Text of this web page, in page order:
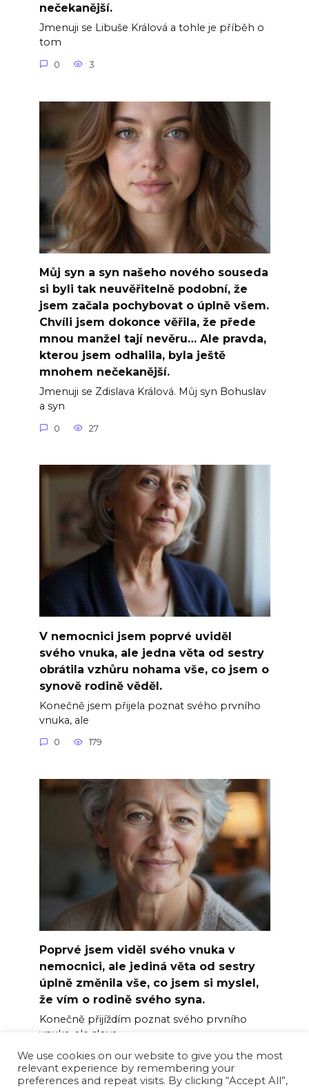
nečekanější.
Jmenuji se Libuše Králová a tohle je příběh o
tom
0 3
Můj syn a syn našeho nového souseda
si byli tak neuvěřitelně podobní, že
jsem začala pochybovat o úplně všem.
Chvíli jsem dokonce věřila, že přede
mnou manžel tají nevěru… Ale pravda,
kterou jsem odhalila, byla ještě
mnohem nečekanější.
Jmenuji se Zdislava Králová. Můj syn Bohuslav
a syn
0 27
V nemocnici jsem poprvé uviděl
svého vnuka, ale jedna věta od sestry
obrátila vzhůru nohama vše, co jsem o
synově rodině věděl.
Konečně jsem přijela poznat svého prvního
vnuka, ale
0 179
Poprvé jsem viděl svého vnuka v
nemocnici, ale jediná věta od sestry
úplně změnila vše, co jsem si myslel,
že vím o rodině svého syna.
Konečně přijíždím poznat svého prvního
vnuka, ale slova
0 6
We use cookies on our website to give you the most
relevant experience by remembering your
preferences and repeat visits. By clicking “Accept All”,